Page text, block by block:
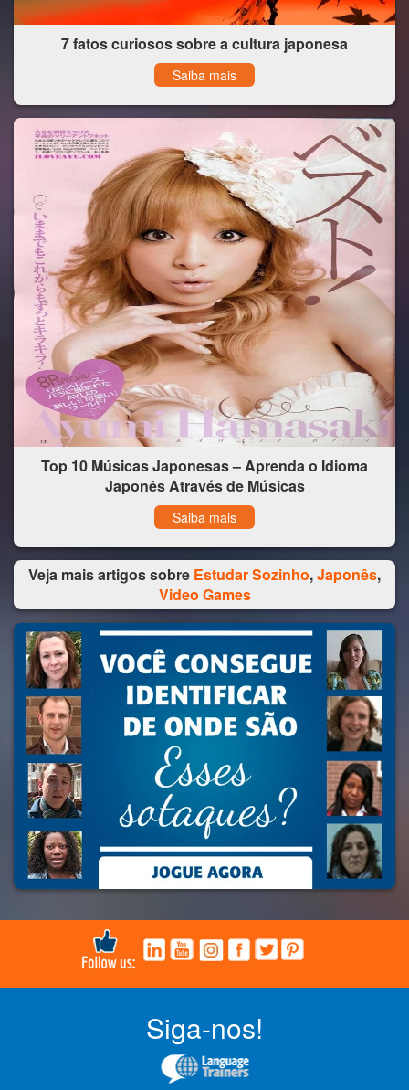
7 fatos curiosos sobre a cultura japonesa
Saiba mais
Top 10 Músicas Japonesas – Aprenda o Idioma
Japonês Através de Músicas
Saiba mais
Veja mais artigos sobre Estudar Sozinho,Japonês,
Video Games
Siga-nos!